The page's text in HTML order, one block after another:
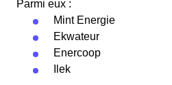
Parmi eux :
Mint Energie
Ekwateur
Enercoop
Ilek